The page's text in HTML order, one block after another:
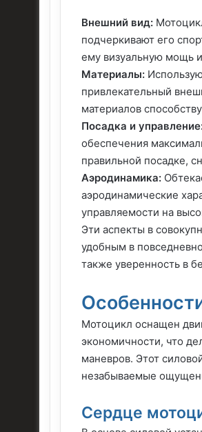
Внешний вид:
подчеркивают его
ему визуальную мощь
Материалы:
привлекательный
материалов
Посадка и
обеспечения
правильной посадке,
Аэродинамика:
аэродинамические
управляемости на
Эти аспекты в
удобным в
также уверенность в
Мотоцикл оснащен
экономичности, что
маневров. Этот
незабываемые
Сердце